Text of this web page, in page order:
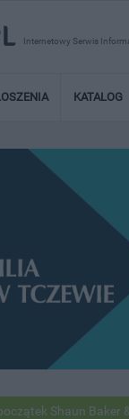
Internetowy Serwis
KATALOG
Baker &